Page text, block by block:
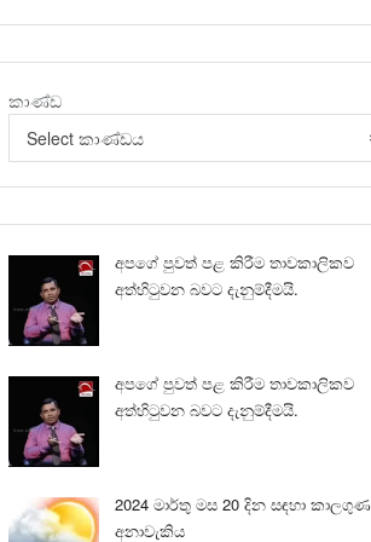
කාණ්ඩ
Select කාණ්ඩය
අපගේ පුවත් පළ කිරීම තාවකාලිකව
අත්හිටුවන බවට දැනුම්දීමයි.
අපගේ පුවත් පළ කිරීම තාවකාලිකව
අත්හිටුවන බවට දැනුම්දීමයි.
2024 මාර්තු මස 20 දින සඳහා කාලගුණ
අනාවැකිය